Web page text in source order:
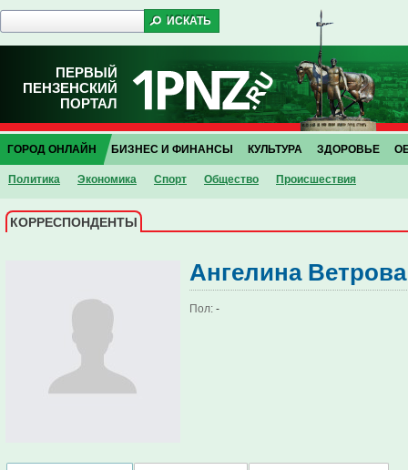
ПЕРВЫЙ
ПЕНЗЕНСКИЙ
ПОРТАЛ
ГОРОД ОНЛАЙН
Политика Экономика Спорт Общество Проиcшествия
БИЗНЕС И ФИНАНСЫ КУЛЬТУРА ЗДОРОВЬЕ
КОРРЕСПОНДЕНТЫ
Ангелина Ветрова
Пол: -